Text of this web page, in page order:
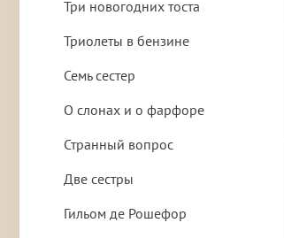
Три новогодних тоста
Триолеты в бензине
Семь сестер
О слонах и о фарфоре
Странный вопрос
Две сестры
Гильом де Рошефор